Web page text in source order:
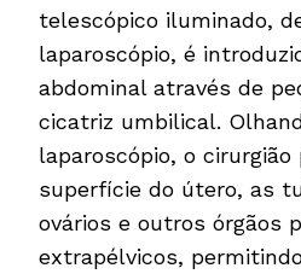
telescópico iluminado,
laparoscópio, é
abdominal através de
cicatriz umbilical.
laparoscópio, o cirurgião
superfície do útero, as
ovários e outros órgãos
extrapélvicos,